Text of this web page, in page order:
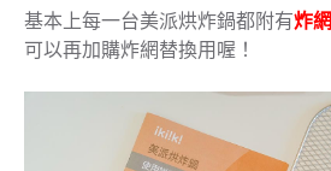
基本上每一台美派烘炸鍋都附有炸網
可以再加購炸網替換用喔！